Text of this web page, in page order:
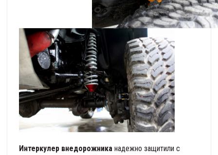
Интеркулер внедорожника надежно защитили с